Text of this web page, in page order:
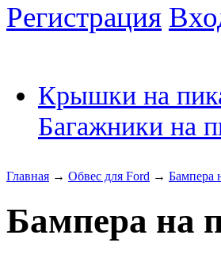
Регистрация
Крышки на
Багажники на
Главная → Обвес для Ford → Бампера
Бампера на